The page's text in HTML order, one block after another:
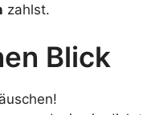
zahlst.
Blick